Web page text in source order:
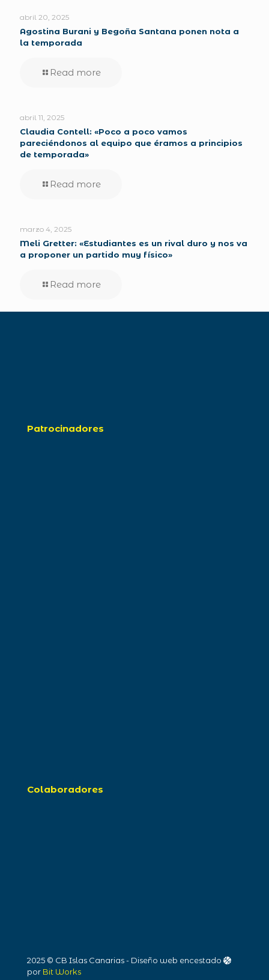
abril 20, 2025
Agostina Burani y Begoña Santana ponen nota a
la temporada
Read more
abril 11, 2025
Claudia Contell: «Poco a poco vamos
pareciéndonos al equipo que éramos a principios
de temporada»
Read more
marzo 4, 2025
Meli Gretter: «Estudiantes es un rival duro y nos va
a proponer un partido muy físico»
Read more
Patrocinadores
Colaboradores
2025 © CB Islas Canarias - Diseño web encestado
por Bit Works